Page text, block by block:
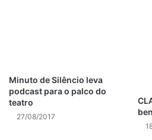
compositor da faixa.
Feito de forma colaborativa e
como todo o álbum, “Somente
Minuto de Silêncio leva
podcast para o palco do
teatro
27/08/2017